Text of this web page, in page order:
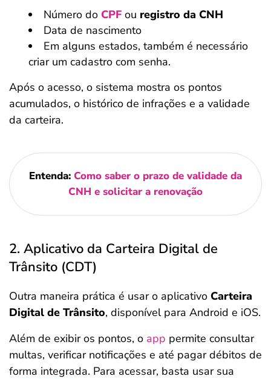
Número do CPF ou registro da CNH
Data de nascimento
Em alguns estados, também é necessário
criar um cadastro com senha.
Após o acesso, o sistema mostra os pontos
acumulados, o histórico de infrações e a validade
da carteira.
Entenda: Como saber o prazo de validade da
CNH e solicitar a renovação
2. Aplicativo da Carteira Digital de
Trânsito (CDT)
Outra maneira prática é usar o aplicativo Carteira
Digital de Trânsito, disponível para Android e iOS.
Além de exibir os pontos, o app permite consultar
multas, verificar notificações e até pagar débitos de
forma integrada. Para acessar, basta usar sua